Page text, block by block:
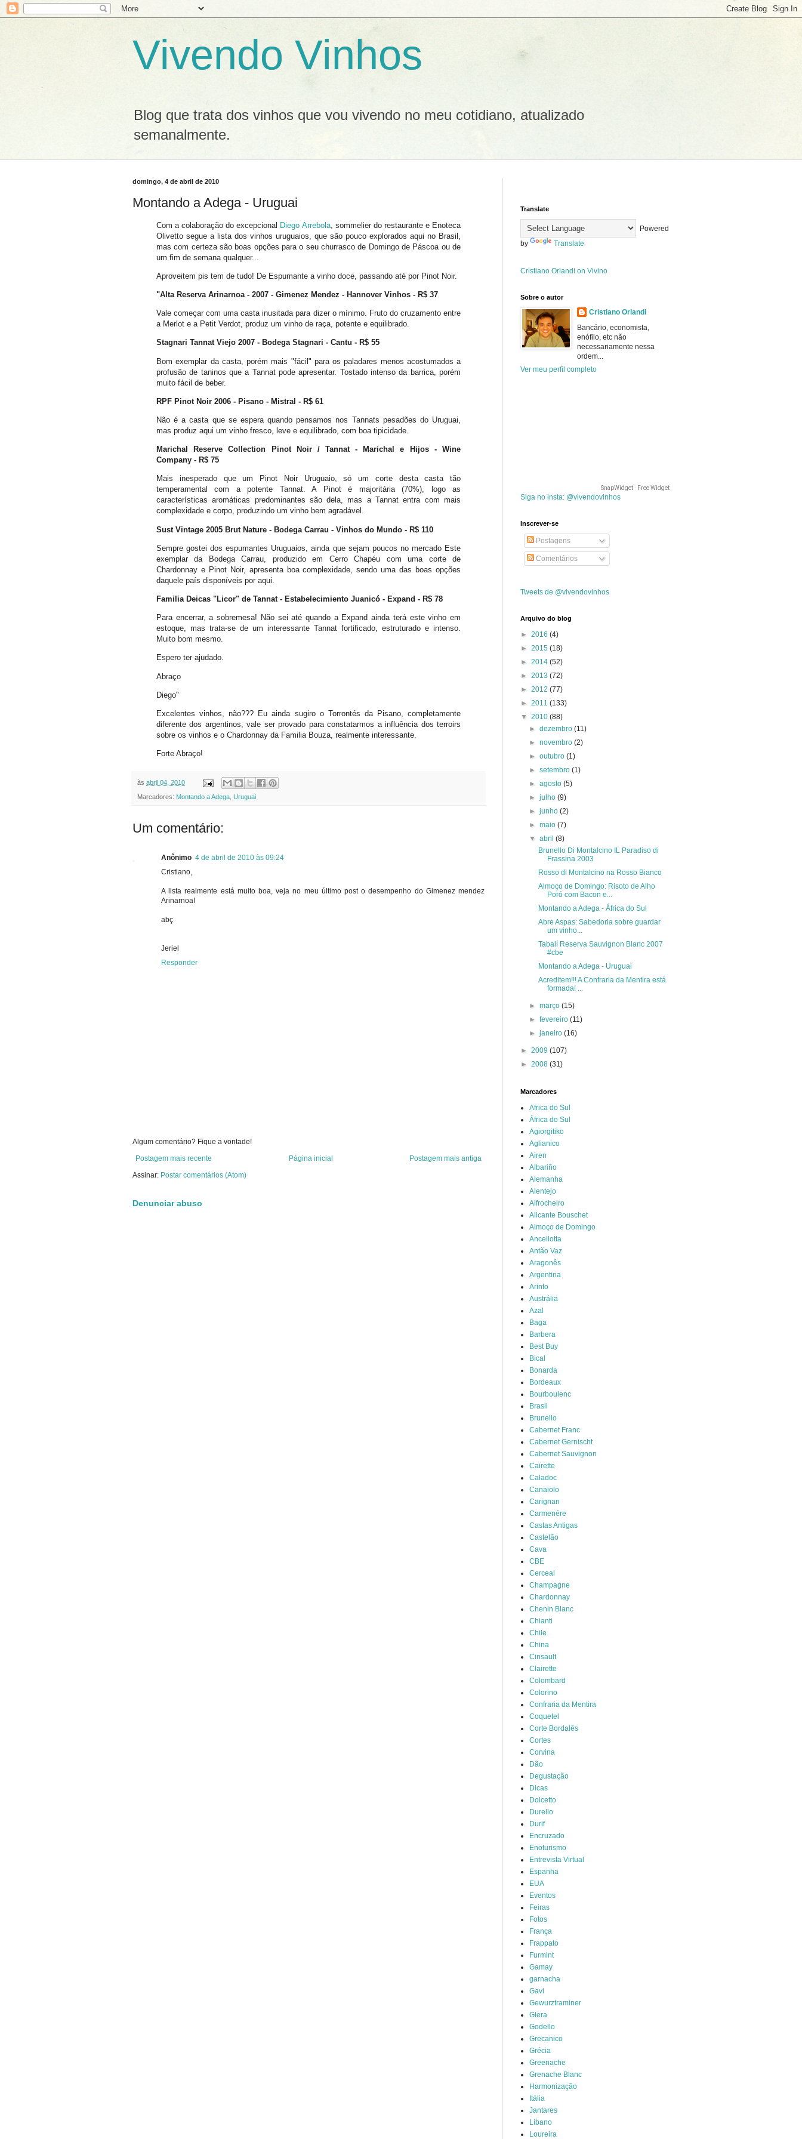
Vivendo Vinhos
Blog que trata dos vinhos que vou vivendo no meu cotidiano, atualizado
semanalmente.
domingo, 4 de abril de 2010
Montando a Adega - Uruguai
Com a colaboração do excepcional Diego Arrebola, sommelier do restaurante e Enoteca
Olivetto segue a lista dos vinhos uruguaios, que são pouco explorados aqui no Brasil,
mas com certeza são boas opções para o seu churrasco de Domingo de Páscoa ou de
um fim de semana qualquer...
Aproveitem pis tem de tudo! De Espumante a vinho doce, passando até por Pinot Noir.
"Alta Reserva Arinarnoa - 2007 - Gimenez Mendez - Hannover Vinhos - R$ 37
Vale começar com uma casta inusitada para dizer o mínimo. Fruto do cruzamento entre
a Merlot e a Petit Verdot, produz um vinho de raça, potente e equilibrado.
Stagnari Tannat Viejo 2007 - Bodega Stagnari - Cantu - R$ 55
Bom exemplar da casta, porém mais "fácil" para os paladares menos acostumados a
profusão de taninos que a Tannat pode apresentar. Tostado intenso da barrica, porém
muito fácil de beber.
RPF Pinot Noir 2006 - Pisano - Mistral - R$ 61
Não é a casta que se espera quando pensamos nos Tannats pesadões do Uruguai,
mas produz aqui um vinho fresco, leve e equilibrado, com boa tipicidade.
Marichal Reserve Collection Pinot Noir / Tannat - Marichal e Hijos - Wine
Company - R$ 75
Mais inesperado que um Pinot Noir Uruguaio, só um corte desta casta tão
temperamental com a potente Tannat. A Pinot é majoritária (70%), logo as
características aromáticas predominantes são dela, mas a Tannat entra com mais
complexidade e corpo, produzindo um vinho bem agradável.
Sust Vintage 2005 Brut Nature - Bodega Carrau - Vinhos do Mundo - R$ 110
Sempre gostei dos espumantes Uruguaios, ainda que sejam poucos no mercado Este
exemplar da Bodega Carrau, produzido em Cerro Chapéu com uma corte de
Chardonnay e Pinot Noir, apresenta boa complexidade, sendo uma das boas opções
daquele país disponíveis por aqui.
Familia Deicas "Licor" de Tannat - Estabelecimiento Juanicó - Expand - R$ 78
Para encerrar, a sobremesa! Não sei até quando a Expand ainda terá este vinho em
estoque, mas trata-se de um interessante Tannat fortificado, estruturado e intenso.
Muito bom mesmo.
Espero ter ajudado.
Abraço
Diego"
Excelentes vinhos, não??? Eu ainda sugiro o Torrontés da Pisano, completamente
diferente dos argentinos, vale ser provado para constatarmos a influência dos terroirs
sobre os vinhos e o Chardonnay da Familia Bouza, realmente interessante.
Forte Abraço!
às abril 04, 2010
Marcadores: Montando a Adega, Uruguai
Um comentário:
Anônimo 4 de abril de 2010 às 09:24
Cristiano,
A lista realmente está muito boa, veja no meu último post o desempenho do Gimenez mendez
Arinarnoa!
abç
Jeriel
Responder
Algum comentário? Fique a vontade!
Postagem mais recente
Postagem mais antiga
Página inicial
Assinar: Postar comentários (Atom)
Denunciar abuso
Translate
Powered
by
Translate
Cristiano Orlandi on Vivino
Sobre o autor
Cristiano Orlandi
Bancário, economista,
enófilo, etc não
necessariamente nessa
ordem...
Ver meu perfil completo
SnapWidget · Free Widget
Siga no insta: @vivendovinhos
Inscrever-se
Postagens
Comentários
Tweets de @vivendovinhos
Arquivo do blog
► 2016 (4)
► 2015 (18)
► 2014 (52)
► 2013 (72)
► 2012 (77)
► 2011 (133)
▼ 2010 (88)
►dezembro(11)
►novembro(2)
►outubro(1)
►setembro(1)
►agosto(5)
►julho(9)
►junho(2)
►maio(7)
▼abril(8)
Brunello Di Montalcino IL Paradiso di
Frassina 2003
Rosso di Montalcino na Rosso Bianco
Almoço de Domingo: Risoto de Alho
Poró com Bacon e...
Montando a Adega - África do Sul
Abre Aspas: Sabedoria sobre guardar
um vinho...
Tabalí Reserva Sauvignon Blanc 2007
#cbe
Montando a Adega - Uruguai
Acreditem!!! A Confraria da Mentira está
formada! ...
►março(15)
►fevereiro(11)
►janeiro(16)
► 2009 (107)
► 2008 (31)
Marcadores
Africa do Sul
África do Sul
Agiorgitiko
Aglianico
Airen
Albariño
Alemanha
Alentejo
Alfrocheiro
Alicante Bouschet
Almoço de Domingo
Ancellotta
Antão Vaz
Aragonês
Argentina
Arinto
Austrália
Azal
Baga
Barbera
Best Buy
Bical
Bonarda
Bordeaux
Bourboulenc
Brasil
Brunello
Cabernet Franc
Cabernet Gernischt
Cabernet Sauvignon
Cairette
Caladoc
Canaiolo
Carignan
Carmenére
Castas Antigas
Castelão
Cava
CBE
Cerceal
Champagne
Chardonnay
Chenin Blanc
Chianti
Chile
China
Cinsault
Clairette
Colombard
Colorino
Confraria da Mentira
Coquetel
Corte Bordalês
Cortes
Corvina
Dão
Degustação
Dicas
Dolcetto
Durello
Durif
Encruzado
Enoturismo
Entrevista Virtual
Espanha
EUA
Eventos
Feiras
Fotos
França
Frappato
Furmint
Gamay
garnacha
Gavi
Gewurztraminer
Glera
Godello
Grecanico
Grécia
Greenache
Grenache Blanc
Harmonização
Itália
Jantares
Líbano
Loureira